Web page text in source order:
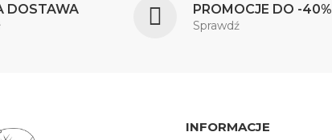
DOSTAWA PROMOCJE DO -40%
Sprawdź
INFORMACJE